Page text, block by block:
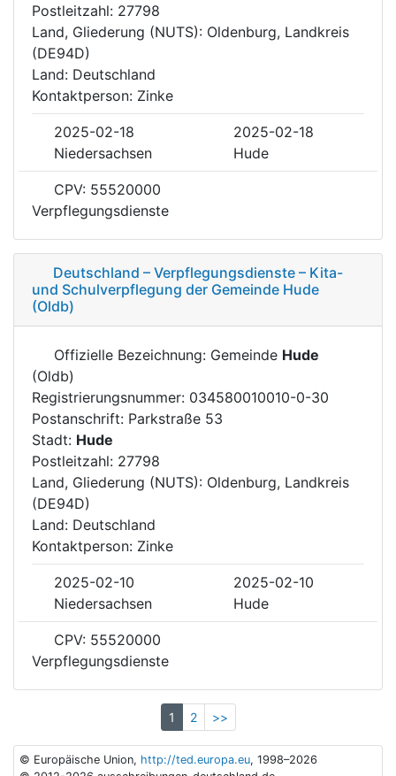
Postleitzahl: 27798
Land, Gliederung (NUTS): Oldenburg, Landkreis
(DE94D)
Land: Deutschland
Kontaktperson: Zinke
2025-02-18
2025-02-18
Niedersachsen
Hude
CPV: 55520000
Verpflegungsdienste
Deutschland – Verpflegungsdienste – Kita-
und Schulverpflegung der Gemeinde Hude
(Oldb)
Offizielle Bezeichnung: Gemeinde Hude
(Oldb)
Registrierungsnummer: 034580010010-0-30
Postanschrift: Parkstraße 53
Stadt: Hude
Postleitzahl: 27798
Land, Gliederung (NUTS): Oldenburg, Landkreis
(DE94D)
Land: Deutschland
Kontaktperson: Zinke
2025-02-10
2025-02-10
Niedersachsen
Hude
CPV: 55520000
Verpflegungsdienste
1 2 >>
© Europäische Union, http://ted.europa.eu, 1998–2026